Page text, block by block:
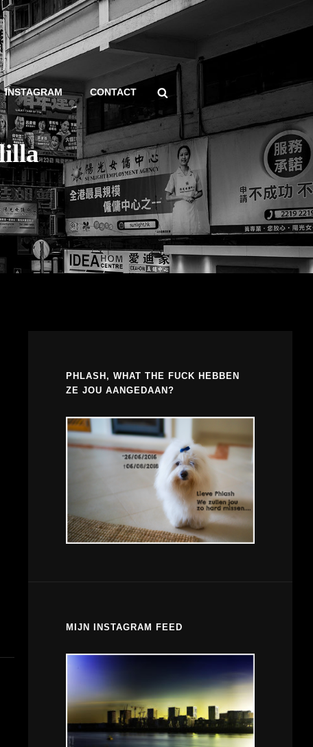
INSTAGRAM CONTACT Search
PHLASH, WHAT THE FUCK HEBBEN
ZE JOU AANGEDAAN?
MIJN INSTAGRAM FEED